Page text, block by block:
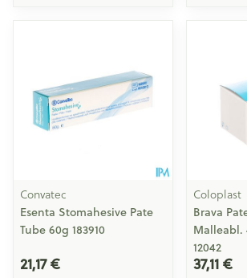
Convatec
Esenta Stomahesive Pate
Tube 60g 183910
21,17 €
Coloplast
Brava
Malleabl.
12042
37,11 €